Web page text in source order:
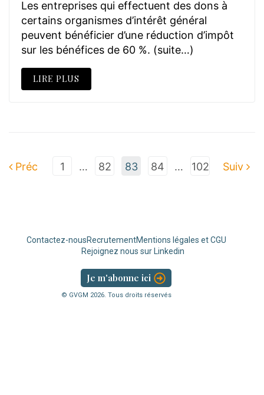
Les entreprises qui effectuent des dons à
certains organismes d’intérêt général
peuvent bénéficier d’une réduction d’impôt
sur les bénéfices de 60 %. (suite…)
LIRE PLUS
Préc 1 … 82 83 84 … 102 Suiv
Contactez-nousRecrutementMentions légales et CGU
Rejoignez nous sur Linkedin
Je m'abonne ici
© GVGM 2026. Tous droits réservés